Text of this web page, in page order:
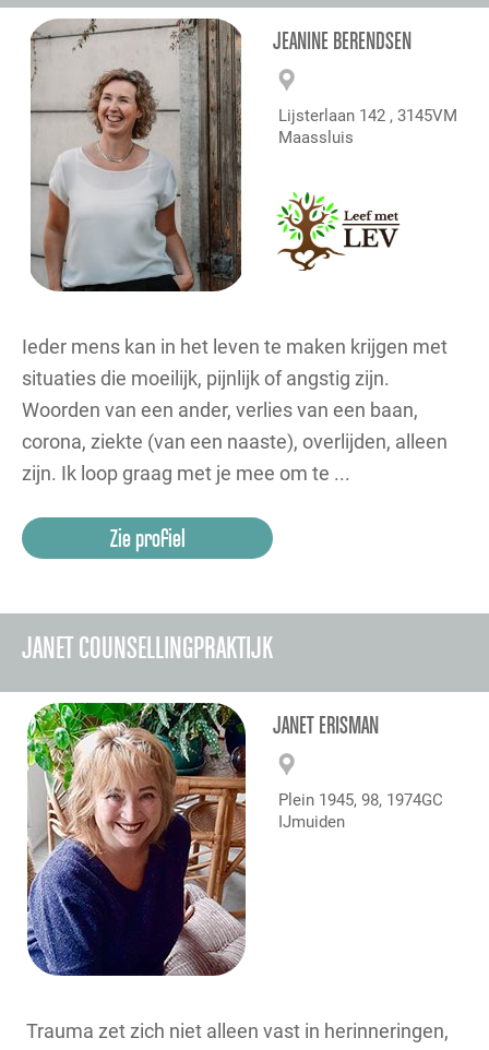
JEANINE BERENDSEN
Lijsterlaan 142 , 3145VM
Maassluis
Ieder mens kan in het leven te maken krijgen met
situaties die moeilijk, pijnlijk of angstig zijn.
Woorden van een ander, verlies van een baan,
corona, ziekte (van een naaste), overlijden, alleen
zijn. Ik loop graag met je mee om te ...
Zie profiel
JANET COUNSELLINGPRAKTIJK
JANET ERISMAN
Plein 1945, 98, 1974GC
IJmuiden
Trauma zet zich niet alleen vast in herinneringen,